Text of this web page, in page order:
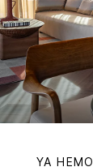
YA